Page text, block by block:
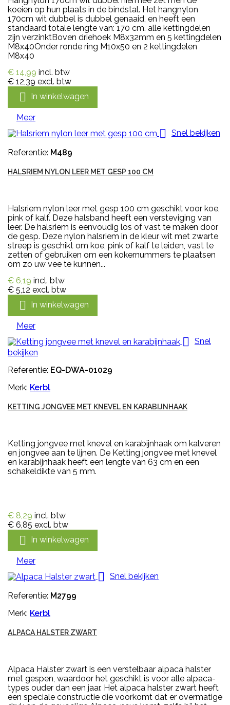
koeien op hun plaats in de bindstal. Het hangnylon
170cm wit dubbel is dubbel genaaid, en heeft een
standaard totale lengte van: 170 cm. alle kettingdelen
zijn verzinktBoven driehoek M8x32mm en 5 kettingdelen
M8x40Onder ronde ring M10x50 en 2 kettingdelen
M8x40
€ 14,99 incl. btw
€ 12,39 excl. btw
 In winkelwagen
Meer
 Snel bekijken
Referentie: M489
HALSRIEM NYLON LEER MET GESP 100 CM
Halsriem nylon leer met gesp 100 cm geschikt voor koe,
pink of kalf. Deze halsband heeft een versteviging van
leer. De halsriem is eenvoudig los of vast te maken door
de gesp. Deze nylon halsriem in de kleur wit met zwarte
streep is geschikt om koe, pink of kalf te leiden, vast te
zetten of gebruiken om een kokernummers te plaatsen
om zo uw vee te kunnen...
€ 6,19 incl. btw
€ 5,12 excl. btw
 In winkelwagen
Meer
 Snel
bekijken
Referentie: EQ-DWA-01029
Merk: Kerbl
KETTING JONGVEE MET KNEVEL EN KARABIJNHAAK
Ketting jongvee met knevel en karabijnhaak om kalveren
en jongvee aan te lijnen. De Ketting jongvee met knevel
en karabijnhaak heeft een lengte van 63 cm en een
schakeldikte van 5 mm.
€ 8,29 incl. btw
€ 6,85 excl. btw
 In winkelwagen
Meer
 Snel bekijken
Referentie: M2799
Merk: Kerbl
ALPACA HALSTER ZWART
Alpaca Halster zwart is een verstelbaar alpaca halster
met gespen, waardoor het geschikt is voor alle alpaca-
types ouder dan een jaar. Het alpaca halster zwart heeft
een speciale constructie die voorkomt dat er overmatige